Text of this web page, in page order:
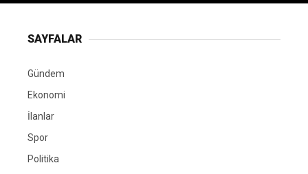
SAYFALAR
Gündem
Ekonomi
İlanlar
Spor
Politika